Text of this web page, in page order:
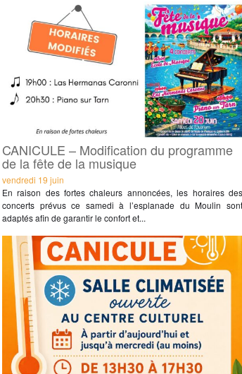
CANICULE – Modification du programme
de la fête de la musique
vendredi 19 juin
En raison des fortes chaleurs annoncées, les horaires des
concerts prévus ce samedi à l’esplanade du Moulin sont
adaptés afin de garantir le confort et...